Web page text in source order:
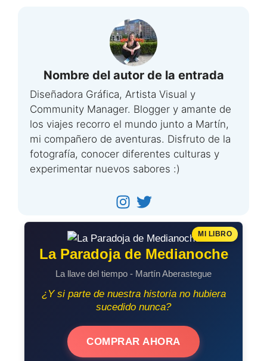
Nombre del autor de la entrada
Diseñadora Gráfica, Artista Visual y
Community Manager. Blogger y amante de
los viajes recorro el mundo junto a Martín,
mi compañero de aventuras. Disfruto de la
fotografía, conocer diferentes culturas y
experimentar nuevos sabores :)
MI LIBRO
La Paradoja de Medianoche
La llave del tiempo - Martín Aberastegue
¿Y si parte de nuestra historia no hubiera
sucedido nunca?
COMPRAR AHORA